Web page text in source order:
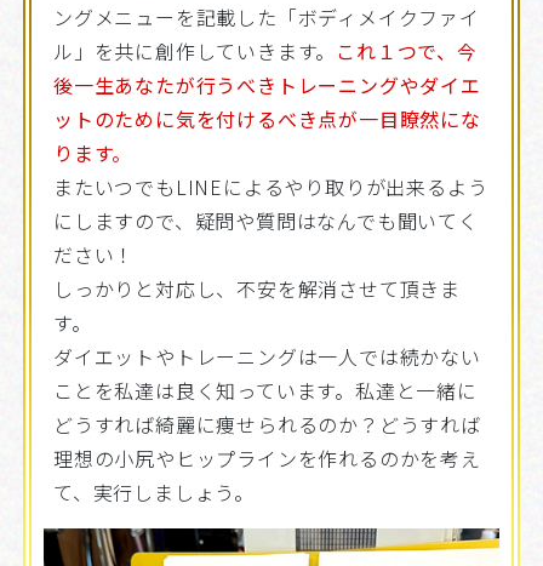
ングメニューを記載した「ボディメイクファイ
ル」を共に創作していきます。 これ１つで、今
後一生あなたが行うべきトレーニングやダイエ
ットのために気を付けるべき点が一目瞭然にな
ります。
またいつでもLINEによるやり取りが出来るよう
にしますので、疑問や質問はなんでも聞いてく
ださい！
しっかりと対応し、不安を解消させて頂きま
す。
ダイエットやトレーニングは一人では続かない
ことを私達は良く知っています。私達と一緒に
どうすれば綺麗に痩せられるのか？どうすれば
理想の小尻やヒップラインを作れるのかを考え
て、実行しましょう。